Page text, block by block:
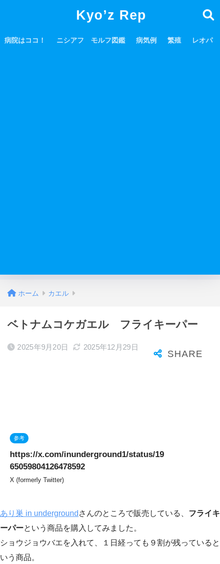
Kyo’z Rep
病院はココ！ ニシアフ モルフ図鑑 病気例 繁殖 レオパ
ホーム カエル
ベトナムコケガエル フライキーパー
2025年9月20日 2025年12月29日
参考
https://x.com/inunderground1/status/19
65059804126478592
X (formerly Twitter)
あり巣 in underground さんのところで販売している、 フライキ
ーパーという商品を購入してみました。
ショウジョウバエを入れて、１日経っても９割が残っていると
いう商品。